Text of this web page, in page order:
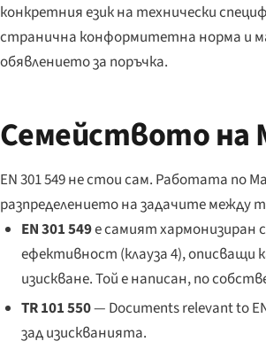
конкретния език на технически
странична конформитетна норма и
обявлението за поръчка.
Семейството на
EN 301 549 не стои сам. Работата по
разпределението на задачите между
EN 301 549е самият хармонизиран
ефективност (клауза 4), описващи
изискване. Той е написан, по
TR 101 550— Documents relevant to
зад изискванията.